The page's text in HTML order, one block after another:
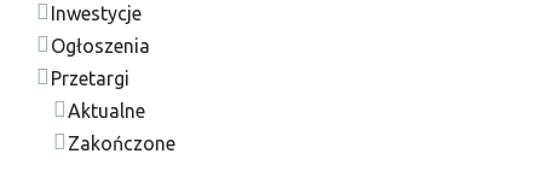
Inwestycje
Ogłoszenia
Przetargi
Aktualne
Zakończone